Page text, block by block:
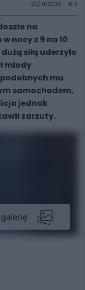
20/10/2025 - 16:13
na
nocy z 9 na 10
siłą uderzyło
młody
mu
samochodem,
jednak
zarzuty.